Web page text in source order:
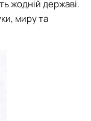
жодній державі.
миру та